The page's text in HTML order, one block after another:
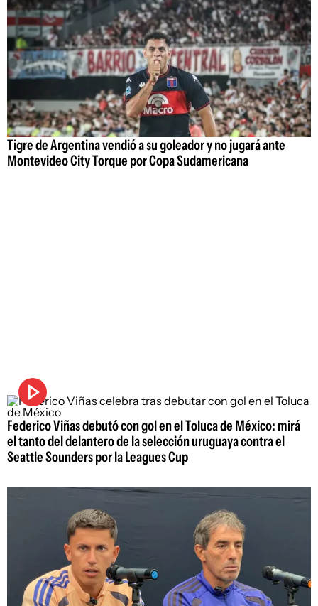
Tigre de Argentina vendió a su goleador y no jugará ante
Montevideo City Torque por Copa Sudamericana
Federico Viñas debutó con gol en el Toluca de México: mirá
el tanto del delantero de la selección uruguaya contra el
Seattle Sounders por la Leagues Cup